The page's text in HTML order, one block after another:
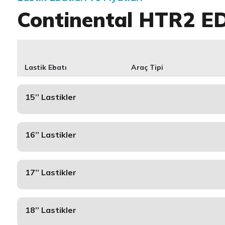
Continental HTR2
Lastik Ebatı Araç Tipi
15’’ Lastikler
16’’ Lastikler
17’’ Lastikler
18’’ Lastikler